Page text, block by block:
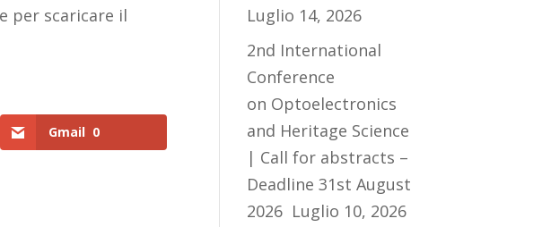
per scaricare il
Gmail 0
Luglio 14, 2026
2nd International
Conference
on Optoelectronics
and Heritage Science
| Call for abstracts –
Deadline 31st August
2026 Luglio 10, 2026